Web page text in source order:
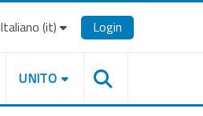
Italiano ‎(it)‎ Login
UNITO